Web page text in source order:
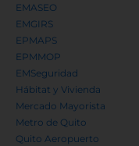
EMASEO
EMGIRS
EPMAPS
EPMMOP
EMSeguridad
Hábitat y Vivienda
Mercado Mayorista
Metro de Quito
Quito Aeropuerto